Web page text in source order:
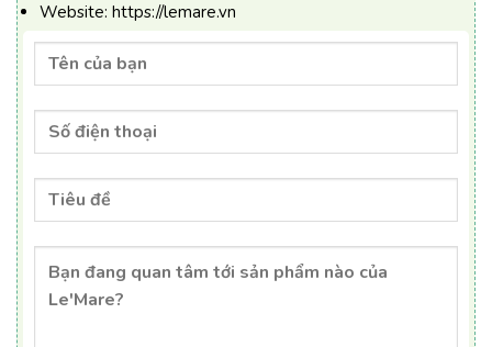
Website: https://lemare.vn